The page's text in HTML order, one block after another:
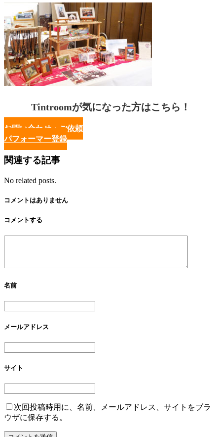
Tintroomが気になった方はこちら！
お問い合わせ・ご依頼
パフォーマー登録
関連する記事
No related posts.
コメントはありません
コメントする
名前
メールアドレス
サイト
次回投稿時用に、名前、メールアドレス、サイトをブラ
ウザに保存する。